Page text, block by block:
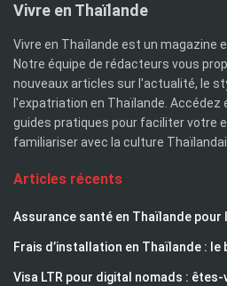
Vivre en Thaïlande
Vivre en Thaïlande est un magazine
Notre équipe de rédacteurs vous
nouveaux articles sur l'actualité, le
l'expatriation en Thaïlande. Accédez
guides pratiques pour faciliter votre
familiariser avec la culture
Articles récents
Assurance santé en Thaïlande pour
Frais d’installation en Thaïlande :
Visa LTR pour digital nomads : êtes-